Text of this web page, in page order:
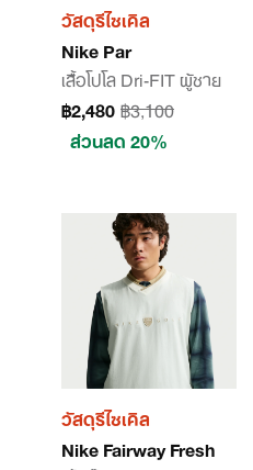
วัสดุรีไซเคิล
Nike Par
เสื้อโปโล Dri-FIT ผู้ชาย
฿2,480฿3,100
ส่วนลด 20%
วัสดุรีไซเคิล
Nike Fairway Fresh